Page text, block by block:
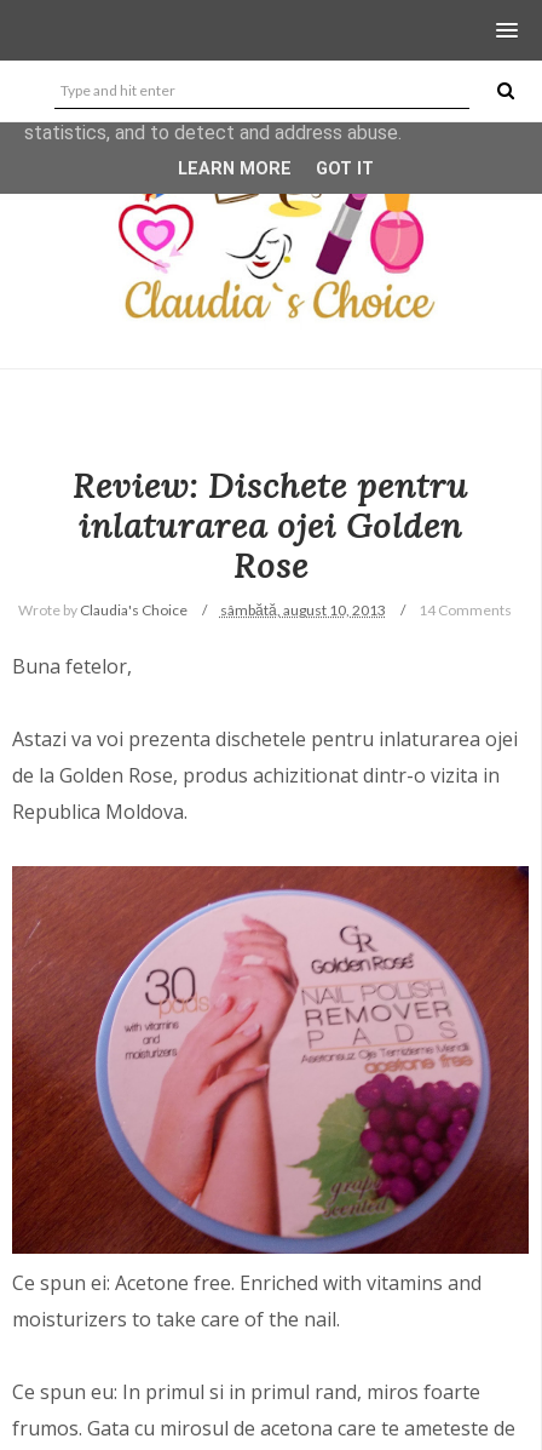
Review: Dischete pentru
inlaturarea ojei Golden
Rose
Wrote by Claudia's Choice sâmbătă, august 10, 2013 14 Comments
Buna fetelor,
Astazi va voi prezenta dischetele pentru inlaturarea ojei
de la Golden Rose, produs achizitionat dintr-o vizita in
Republica Moldova.
Ce spun ei: Acetone free. Enriched with vitamins and
moisturizers to take care of the nail.
Ce spun eu: In primul si in primul rand, miros foarte
frumos. Gata cu mirosul de acetona care te ameteste de
This site uses cookies from Google to deliver its services
and to analyze traffic. Your IP address and user-agent are
shared with Google along with performance and security
metrics to ensure quality of service, generate usage
statistics, and to detect and address abuse.
LEARN MORE GOT IT